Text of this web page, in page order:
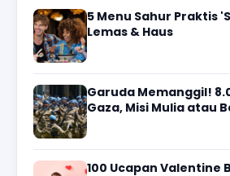
5 Menu Sahur Praktis
Lemas & Haus
Garuda Memanggil!
Gaza, Misi Mulia atau
100 Ucapan Valentine